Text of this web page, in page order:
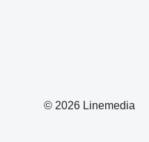
© 2026 Linemedia